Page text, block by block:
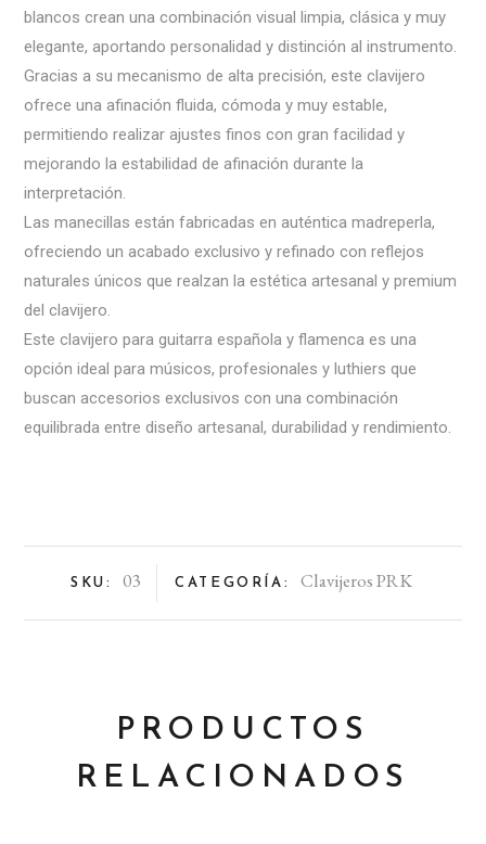
blancos crean una combinación visual limpia, clásica y muy
elegante, aportando personalidad y distinción al instrumento.
Gracias a su mecanismo de alta precisión, este clavijero
ofrece una afinación fluida, cómoda y muy estable,
permitiendo realizar ajustes finos con gran facilidad y
mejorando la estabilidad de afinación durante la
interpretación.
Las manecillas están fabricadas en auténtica madreperla,
ofreciendo un acabado exclusivo y refinado con reflejos
naturales únicos que realzan la estética artesanal y premium
del clavijero.
Este clavijero para guitarra española y flamenca es una
opción ideal para músicos, profesionales y luthiers que
buscan accesorios exclusivos con una combinación
equilibrada entre diseño artesanal, durabilidad y rendimiento.
SKU: 03 CATEGORÍA: Clavijeros PRK
PRODUCTOS
RELACIONADOS